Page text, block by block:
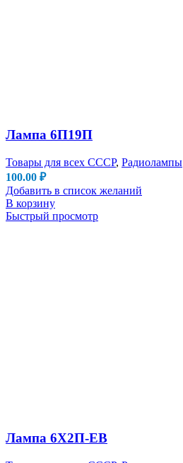
Лампа 6П19П
Товары для всех СССР, Радиолампы
100.00 ₽
Добавить в список желаний
В корзину
Быстрый просмотр
Лампа 6Х2П-ЕВ